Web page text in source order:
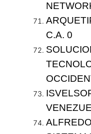
C.A. 0